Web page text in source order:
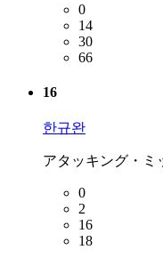
0
14
30
66
16
한규완
アタッキング・ミ
0
2
16
18